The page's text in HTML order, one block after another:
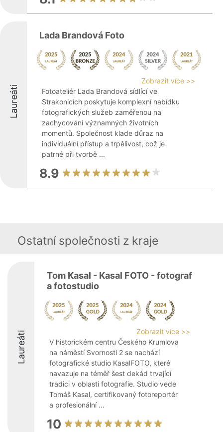
Laureáti
Lada Brandová Foto
Zobrazit více >>
Fotoateliér Lada Brandová sídlící ve
Strakonicích poskytuje komplexní nabídku
fotografických služeb zaměřenou na
zachycování významných životních
momentů. Společnost klade důraz na
individuální přístup a trpělivost, což je
patrné při tvorbě ...
8.9
Ostatní společnosti z kraje
Laureáti
Tom Kasal - Kasal FOTO - fotograf
a fotostudio
Zobrazit více >>
V historickém centru Českého Krumlova
na náměstí Svornosti 2 se nachází
fotografické studio KasalFOTO, které
navazuje na téměř šest dekád trvající
tradici v oblasti fotografie. Studio vede
Tomáš Kasal, certifikovaný fotoreportér
a profesionální ...
10